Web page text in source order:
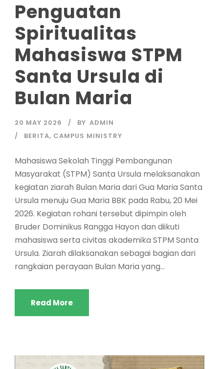
Penguatan
Spiritualitas
Mahasiswa STPM
Santa Ursula di
Bulan Maria
20 MAY 2026 BY ADMIN
BERITA, CAMPUS MINISTRY
Mahasiswa Sekolah Tinggi Pembangunan
Masyarakat (STPM) Santa Ursula melaksanakan
kegiatan ziarah Bulan Maria dari Gua Maria Santa
Ursula menuju Gua Maria BBK pada Rabu, 20 Mei
2026. Kegiatan rohani tersebut dipimpin oleh
Bruder Dominikus Rangga Hayon dan diikuti
mahasiswa serta civitas akademika STPM Santa
Ursula. Ziarah dilaksanakan sebagai bagian dari
rangkaian perayaan Bulan Maria yang...
Read More